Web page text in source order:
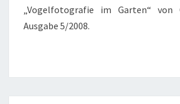
„Vogelfotografie im Garten“
Ausgabe 5/2008.